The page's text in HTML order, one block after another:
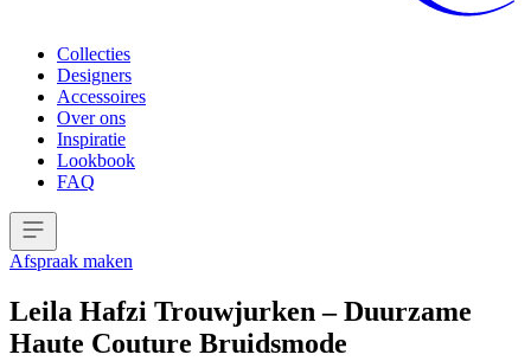
Collecties
Designers
Accessoires
Over ons
Inspiratie
Lookbook
FAQ
Afspraak maken
Leila Hafzi Trouwjurken – Duurzame
Haute Couture Bruidsmode